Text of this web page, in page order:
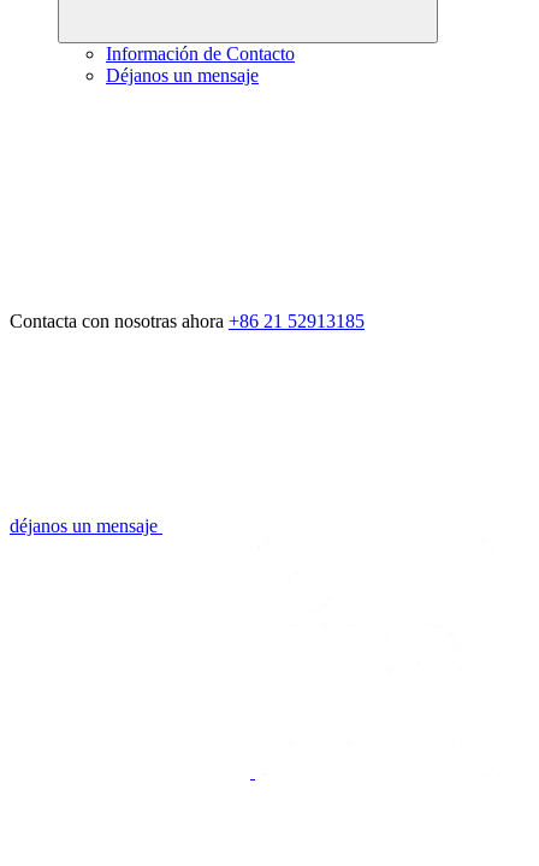
Información de Contacto
Déjanos un mensaje
Contacta con nosotras ahora +86 21 52913185
déjanos un mensaje